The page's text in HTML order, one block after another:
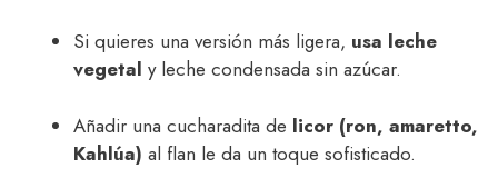
Si quieres una versión más ligera, usa leche
vegetal y leche condensada sin azúcar.
Añadir una cucharadita de licor (ron, amaretto,
Kahlúa) al flan le da un toque sofisticado.